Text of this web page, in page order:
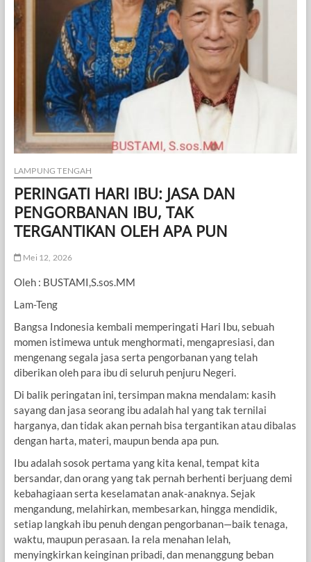
LAMPUNG TENGAH
PERINGATI HARI IBU: JASA DAN
PENGORBANAN IBU, TAK
TERGANTIKAN OLEH APA PUN
Mei 12, 2026
Oleh : BUSTAMI,S.sos.MM
Lam-Teng
Bangsa Indonesia kembali memperingati Hari Ibu, sebuah
momen istimewa untuk menghormati, mengapresiasi, dan
mengenang segala jasa serta pengorbanan yang telah
diberikan oleh para ibu di seluruh penjuru Negeri.
Di balik peringatan ini, tersimpan makna mendalam: kasih
sayang dan jasa seorang ibu adalah hal yang tak ternilai
harganya, dan tidak akan pernah bisa tergantikan atau dibalas
dengan harta, materi, maupun benda apa pun.
Ibu adalah sosok pertama yang kita kenal, tempat kita
bersandar, dan orang yang tak pernah berhenti berjuang demi
kebahagiaan serta keselamatan anak-anaknya. Sejak
mengandung, melahirkan, membesarkan, hingga mendidik,
setiap langkah ibu penuh dengan pengorbanan—baik tenaga,
waktu, maupun perasaan. Ia rela menahan lelah,
menyingkirkan keinginan pribadi, dan menanggung beban